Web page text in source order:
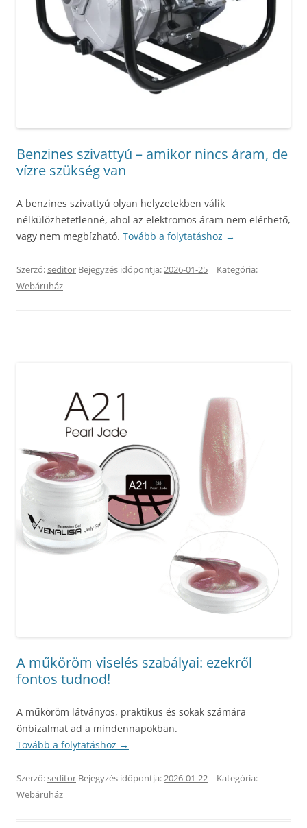
Benzines szivattyú – amikor nincs áram, de
vízre szükség van
A benzines szivattyú olyan helyzetekben válik
nélkülözhetetlenné, ahol az elektromos áram nem elérhető,
vagy nem megbízható. Tovább a folytatáshoz →
Szerző:seditor Bejegyzés időpontja:2026-01-25 | Kategória:
Webáruház
A műköröm viselés szabályai: ezekről
fontos tudnod!
A műköröm látványos, praktikus és sokak számára
önbizalmat ad a mindennapokban.
Tovább a folytatáshoz →
Szerző:seditor Bejegyzés időpontja:2026-01-22 | Kategória:
Webáruház